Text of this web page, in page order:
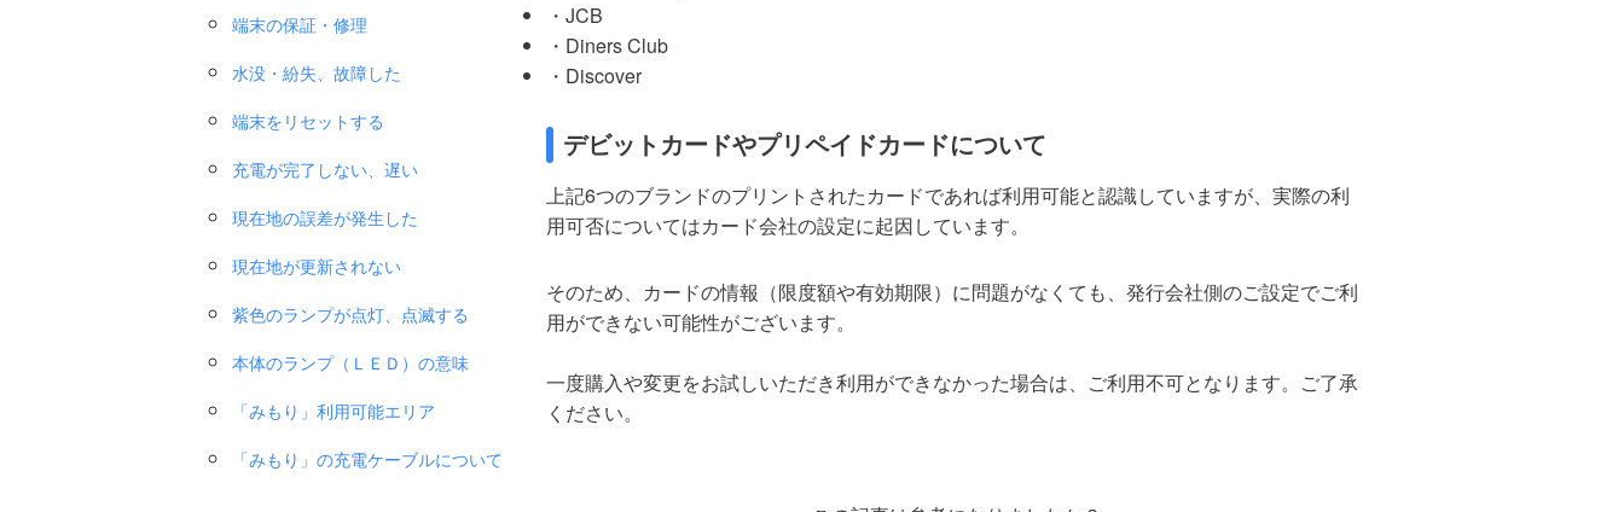
・JCB
・Diners Club
・Discover
デビットカードやプリペイドカードについて
上記6つのブランドのプリントされたカードであれば利用可能と認識していますが、実際の利
用可否についてはカード会社の設定に起因しています。
そのため、カードの情報（限度額や有効期限）に問題がなくても、発行会社側のご設定でご利
用ができない可能性がございます。
一度購入や変更をお試しいただき利用ができなかった場合は、ご利用不可となります。ご了承
ください。
端末の保証・修理
水没・紛失、故障した
端末をリセットする
充電が完了しない、遅い
現在地の誤差が発生した
現在地が更新されない
紫色のランプが点灯、点滅する
本体のランプ（ＬＥＤ）の意味
「みもり」利用可能エリア
「みもり」の充電ケーブルについて